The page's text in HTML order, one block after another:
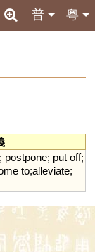
粵
普
; postpone; put off;
to;alleviate;